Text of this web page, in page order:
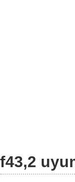
f43,2